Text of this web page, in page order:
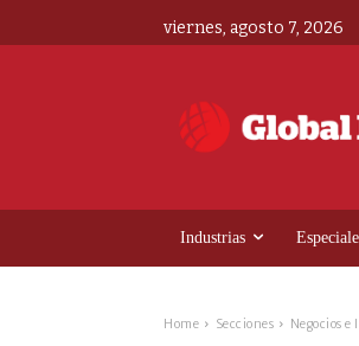
viernes, agosto 7, 2026
Industrias
Home Secciones Negocios